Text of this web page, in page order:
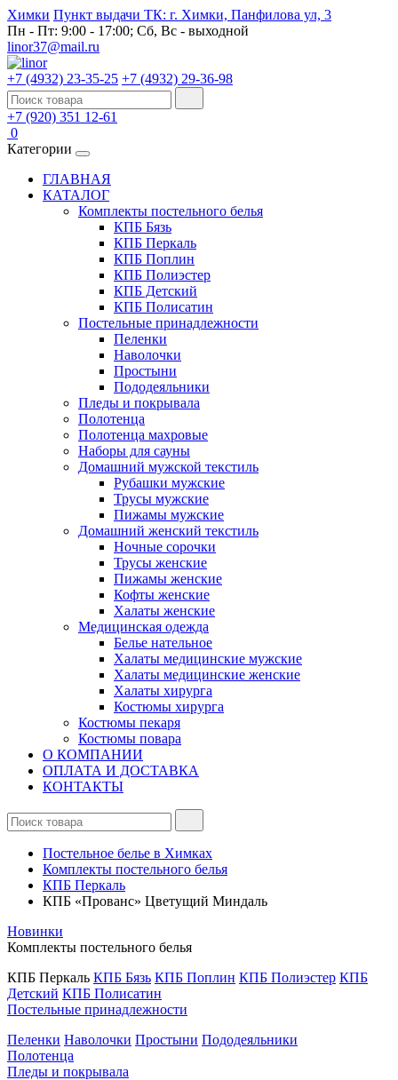
Химки Пункт выдачи ТК: г. Химки, Панфилова ул, 3
Пн - Пт: 9:00 - 17:00; Сб, Вс - выходной
linor37@mail.ru
+7 (4932) 23-35-25 +7 (4932) 29-36-98
+7 (920) 351 12-61
0
Категории
ГЛАВНАЯ
КАТАЛОГ
Комплекты постельного белья
КПБ Бязь
КПБ Перкаль
КПБ Поплин
КПБ Полиэстер
КПБ Детский
КПБ Полисатин
Постельные принадлежности
Пеленки
Наволочки
Простыни
Пододеяльники
Пледы и покрывала
Полотенца
Полотенца махровые
Наборы для сауны
Домашний мужской текстиль
Рубашки мужские
Трусы мужские
Пижамы мужские
Домашний женский текстиль
Ночные сорочки
Трусы женские
Пижамы женские
Кофты женские
Халаты женские
Медицинская одежда
Белье нательное
Халаты медицинские мужские
Халаты медицинские женские
Халаты хирурга
Костюмы хирурга
Костюмы пекаря
Костюмы повара
О КОМПАНИИ
ОПЛАТА И ДОСТАВКА
КОНТАКТЫ
Постельное белье в Химках
Комплекты постельного белья
КПБ Перкаль
КПБ «Прованс» Цветущий Миндаль
Новинки
Комплекты постельного белья
КПБ Перкаль КПБ Бязь КПБ Поплин КПБ Полиэстер КПБ
Детский КПБ Полисатин
Постельные принадлежности
Пеленки Наволочки Простыни Пододеяльники
Полотенца
Пледы и покрывала